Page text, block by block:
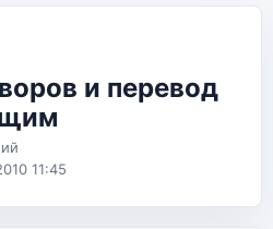
и перевод
11:45